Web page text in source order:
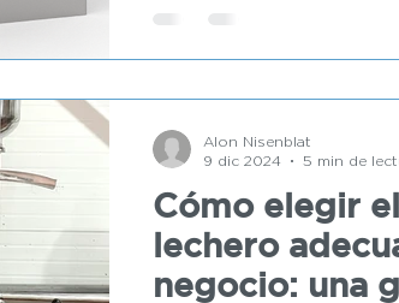
Cómo elegir
lechero
negocio: una
Alon Nisenblat
9 dic 2024
5 min de